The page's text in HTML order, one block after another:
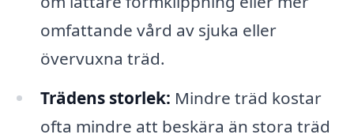
omfattande vård av sjuka eller
övervuxna träd.
Trädens storlek: Mindre träd kostar
ofta mindre att beskära än stora träd